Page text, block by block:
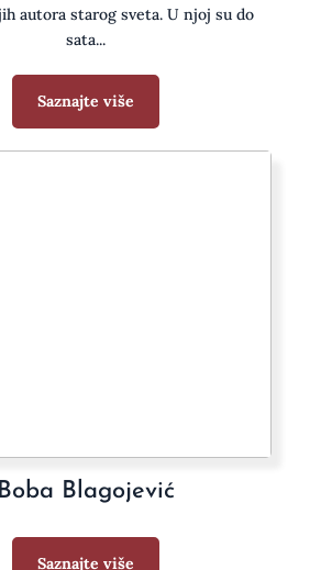
autora starog sveta. U njoj su do
sata...
Saznajte više
Boba Blagojević
Saznajte više